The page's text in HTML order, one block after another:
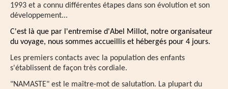
1993 et a connu différentes étapes dans son évolution et son
développement...
C'est là que par l'entremise d'Abel Millot, notre organisateur
du voyage, nous sommes accueillis et hébergés pour 4 jours.
Les premiers contacts avec la population des enfants
s'établissent de façon très cordiale.
"NAMASTE" est le maître-mot de salutation. La plupart du